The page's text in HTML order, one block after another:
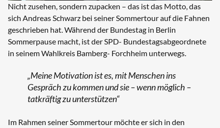
Nicht zusehen, sondern zupacken – das ist das Motto, das
sich Andreas Schwarz bei seiner Sommertour auf die Fahnen
geschrieben hat. Während der Bundestag in Berlin
Sommerpause macht, ist der SPD- Bundestagsabgeordnete
in seinem Wahlkreis Bamberg- Forchheim unterwegs.
„Meine Motivation ist es, mit Menschen ins
Gespräch zu kommen und sie – wenn möglich –
tatkräftig zu unterstützen“
Im Rahmen seiner Sommertour möchte er sich in den